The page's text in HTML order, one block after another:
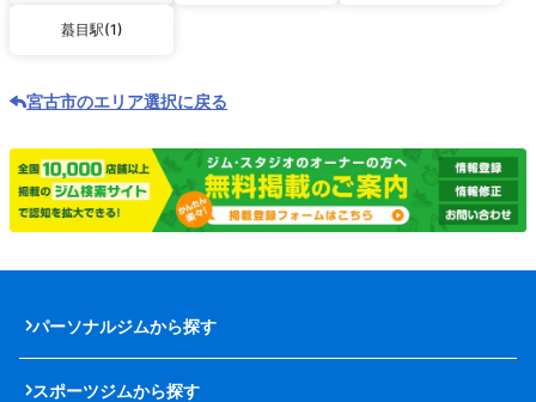
蟇目駅(1)
宮古市のエリア選択に戻る
パーソナルジムから探す
スポーツジムから探す